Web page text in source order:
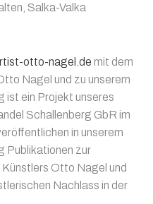
Salka-Valka
otto-nagel.de mit dem
Nagel und zu unserem
ist ein Projekt unseres
Schallenberg GbR im
in unserem
Publikationen zur
Otto Nagel und
Nachlass in der